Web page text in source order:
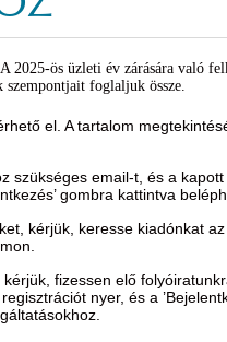
ös üzleti év zárására való
szempontjait foglaljuk össze.
el. A tartalom
szükséges email-t, és a
gombra kattintva
kérjük, keresse kiadónkat az
fizessen elő
nyer, és a